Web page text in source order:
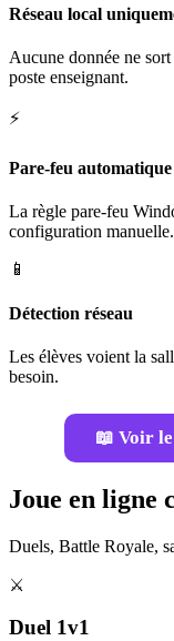
Réseau local
Aucune donnée ne
poste enseignant.
⚡
Pare-feu automatique
La règle pare-feu
configuration manuelle.
📱
Détection réseau
Les élèves voient la
besoin.
📖 Voir
Joue en ligne
Duels, Battle Royale,
⚔️
Duel 1v1